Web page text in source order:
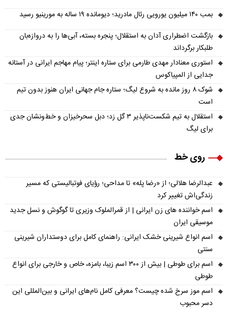
بمب ۱۴۰ میلیون یورویی رئال مادرید؛ دیومانده ۱۹ ساله به مورینیو رسید
بازگشت اضطراری آدان به استقلال؛ پنجره بسته، آبی‌ها را به دروازه‌بان
طلبکار برگرداند
استوری معنادار مهدی طارمی برای ستاره اینتر؛ پیام مهاجم ایرانی در آستانه
جدایی از المپیاکوس
شوک ۸ روز مانده به شروع لیگ؛ ستاره جام جهانی ایران هنوز بدون تیم
است
استقلال به تیم شکست‌ناپذیر ۳ گل زد؛ دبل سحرخیزان و خط‌ونشان جدی
برای لیگ
روی خط
عبدالرضا هلالی؛ از «رضا پله» تا مداحی؛ رؤیای فوتبالیستی که مسیر
زندگی‌اش تغییر کرد
اسم خواننده های زن ایرانی | از قمرالملوک وزیری تا گوگوش و نسل جدید
موسیقی ایران
اسم انواع شیرینی خشک ایرانی: راهنمای کامل برای دوستداران شیرینی
سنتی
اسم برای طوطی | بیش از ۳۰۰ اسم زیبا، بامزه، خاص و خارجی برای انواع
طوطی
اسم موز سرخ شده چیست؟ معرفی کامل نام‌های ایرانی و بین‌المللی این
دسر محبوب